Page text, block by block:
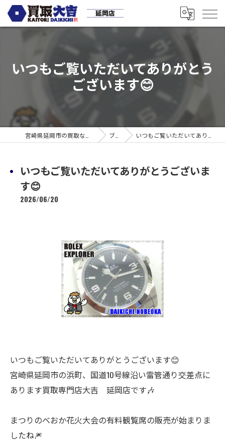
いつもご覧いただいてありがとう
ございます😊
ブログ いつもご覧いただいてありがとうございます😊
いつもご覧いただいてありがとうございま
す😊
2026/06/20
いつもご覧いただいてありがとうございます😊
宮崎県延岡市の浜町、国道10号線沿い雷管通り交差点に
あります買取専門店大吉 延岡店です🎶
まつりのべおか花火大会の有料観覧席の販売が始まりま
したね🎆